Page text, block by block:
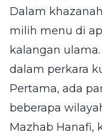
Dalam
milih menu di
kalangan
dalam perkara
Pertama, ada
beberapa
Mazhab Hanafi,